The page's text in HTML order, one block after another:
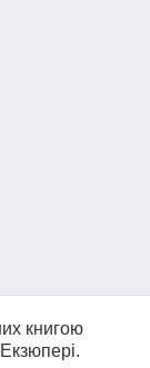
книгою